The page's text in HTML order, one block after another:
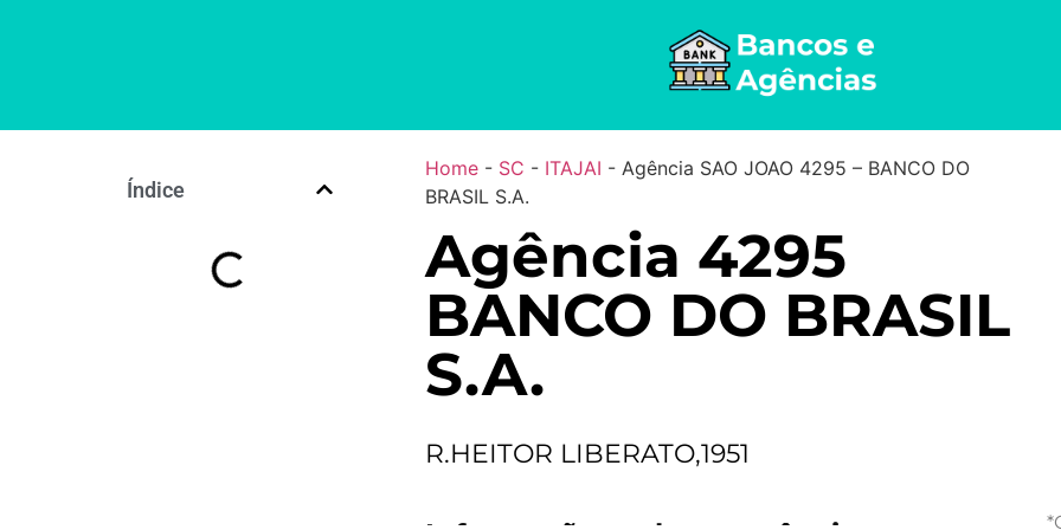
Índice
Home- SC - ITAJAI - Agência SAO JOAO 4295 – BANCO DO
BRASIL S.A.
Agência 4295
BANCO DO BRASIL
S.A.
R.HEITOR LIBERATO,1951